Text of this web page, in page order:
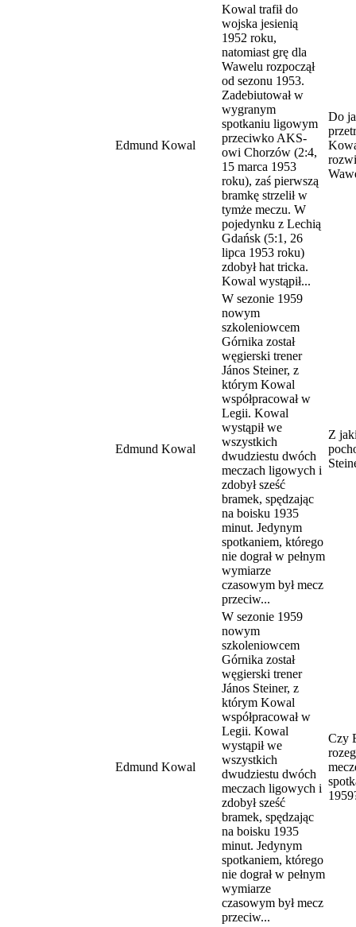
Edmund Kowal
Kowal trafił do
wojska jesienią
1952 roku,
natomiast grę dla
Wawelu rozpoczął
od sezonu 1953.
Zadebiutował w
wygranym
spotkaniu ligowym
przeciwko AKS-
owi Chorzów (2:4,
15 marca 1953
roku), zaś pierwszą
bramkę strzelił w
tymże meczu. W
pojedynku z Lechią
Gdańsk (5:1, 26
lipca 1953 roku)
zdobył hat tricka.
Kowal wystąpił...
Do
Edmund Kowal
W sezonie 1959
nowym
szkoleniowcem
Górnika został
węgierski trener
János Steiner, z
którym Kowal
współpracował w
Legii. Kowal
wystąpił we
wszystkich
dwudziestu dwóch
meczach ligowych i
zdobył sześć
bramek, spędzając
na boisku 1935
minut. Jedynym
spotkaniem, którego
nie dograł w pełnym
wymiarze
czasowym był mecz
przeciw...
Z
Edmund Kowal
W sezonie 1959
nowym
szkoleniowcem
Górnika został
węgierski trener
János Steiner, z
którym Kowal
współpracował w
Legii. Kowal
wystąpił we
wszystkich
dwudziestu dwóch
meczach ligowych i
zdobył sześć
bramek, spędzając
na boisku 1935
minut. Jedynym
spotkaniem, którego
nie dograł w pełnym
wymiarze
czasowym był mecz
przeciw...
Czy